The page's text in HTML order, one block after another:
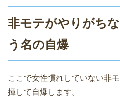
非モテがやりがち
う名の自爆
ここで女性慣れしていない非
揮して自爆します。